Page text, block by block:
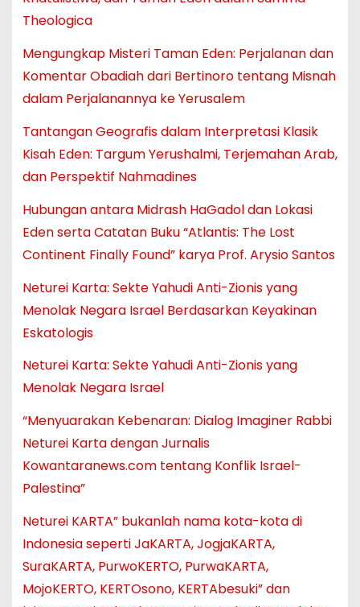
Theologica
Mengungkap Misteri Taman Eden: Perjalanan dan
Komentar Obadiah dari Bertinoro tentang Misnah
dalam Perjalanannya ke Yerusalem
Tantangan Geografis dalam Interpretasi Klasik
Kisah Eden: Targum Yerushalmi, Terjemahan Arab,
dan Perspektif Nahmadines
Hubungan antara Midrash HaGadol dan Lokasi
Eden serta Catatan Buku “Atlantis: The Lost
Continent Finally Found” karya Prof. Arysio Santos
Neturei Karta: Sekte Yahudi Anti-Zionis yang
Menolak Negara Israel Berdasarkan Keyakinan
Eskatologis
Neturei Karta: Sekte Yahudi Anti-Zionis yang
Menolak Negara Israel
“Menyuarakan Kebenaran: Dialog Imaginer Rabbi
Neturei Karta dengan Jurnalis
Kowantaranews.com tentang Konflik Israel-
Palestina”
Neturei KARTA” bukanlah nama kota-kota di
Indonesia seperti JaKARTA, JogjaKARTA,
SuraKARTA, PurwoKERTO, PurwaKARTA,
MojoKERTO, KERTOsono, KERTAbesuki” dan